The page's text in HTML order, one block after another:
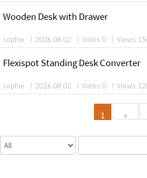
Wooden Desk with Drawer
sophie | 2026.08.02 | Votes 0 | Views
Flexispot Standing Desk Converter
sophie | 2026.08.02 | Votes 0 | Views
1 »